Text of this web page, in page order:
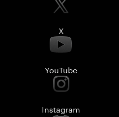
X
YouTube
Instagram